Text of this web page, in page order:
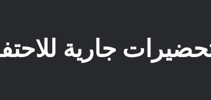
جارية للاحتفال